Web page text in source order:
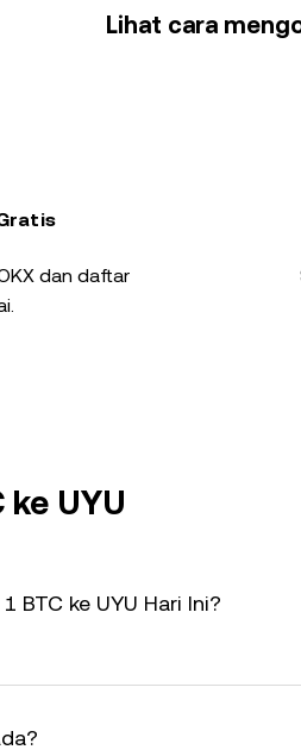
Lihat cara
dan daftar
ke UYU
BTC ke UYU Hari Ini?